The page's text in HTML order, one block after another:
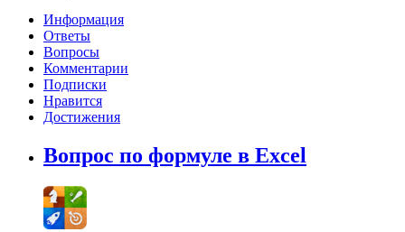
Информация
Ответы
Вопросы
Комментарии
Подписки
Нравится
Достижения
Вопрос по формуле в Excel